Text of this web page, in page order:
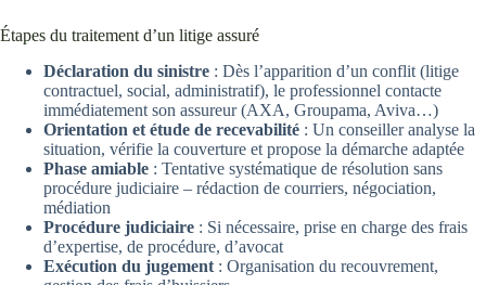
Étapes du traitement d’un litige assuré
Déclaration du sinistre : Dès l’apparition d’un conflit (litige
contractuel, social, administratif), le professionnel contacte
immédiatement son assureur (AXA, Groupama, Aviva…)
Orientation et étude de recevabilité : Un conseiller analyse la
situation, vérifie la couverture et propose la démarche adaptée
Phase amiable : Tentative systématique de résolution sans
procédure judiciaire – rédaction de courriers, négociation,
médiation
Procédure judiciaire : Si nécessaire, prise en charge des frais
d’expertise, de procédure, d’avocat
Exécution du jugement : Organisation du recouvrement,